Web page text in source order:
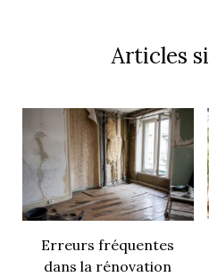
Articles
Erreurs fréquentes
dans la rénovation